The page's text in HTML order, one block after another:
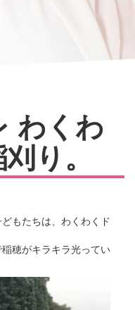
わくわ
り。
もたちは、わくわくド
穂がキラキラ光ってい